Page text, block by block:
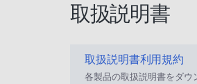
取扱説明書
取扱説明書利用規約
各製品の取扱説明書をダ